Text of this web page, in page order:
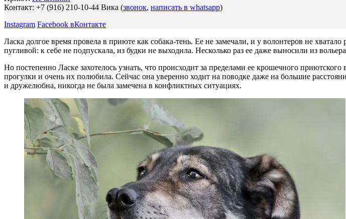
Контакт: +7 (916) 210-10-44 Вика (звонок, написать в whatsapp)
Instagram Facebook вКонтакте
Ласка долгое время провела в приюте как собака-тень. Ее не замечали, и у волонтеров не
пугливой: к себе не подпускала, из будки не выходила. Несколько раз ее даже выносили из
Но постепенно Ласке захотелось узнать, что происходит за пределами ее крошечного
прогулки и очень их полюбила. Сейчас она уверенно ходит на поводке даже на большие
и дружелюбна, никогда не была замечена в конфликтных ситуациях.